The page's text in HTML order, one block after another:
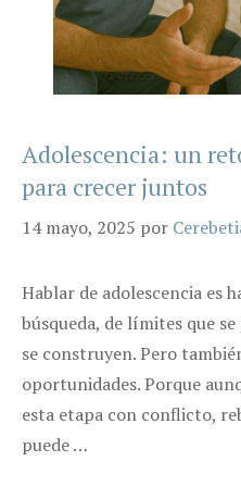
Adolescencia: un
para crecer juntos
14 mayo, 2025 por
Hablar de adolescencia es
búsqueda, de límites que
se construyen. Pero
oportunidades. Porque
esta etapa con conflicto,
puede …